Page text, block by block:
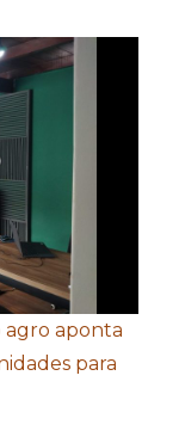
agro aponta
para